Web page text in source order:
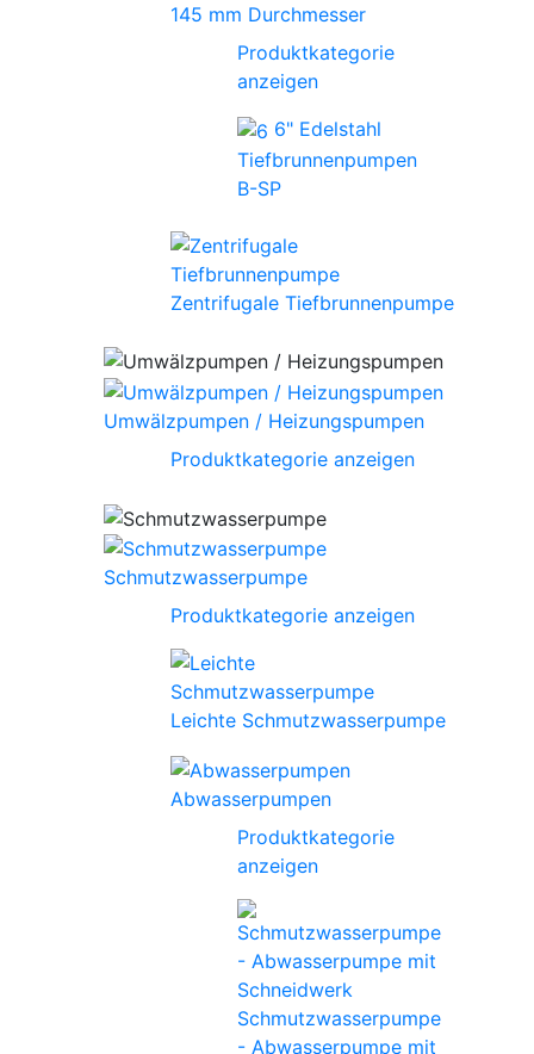
145 mm Durchmesser
Produktkategorie
anzeigen
6" Edelstahl
Tiefbrunnenpumpen
B-SP
Zentrifugale Tiefbrunnenpumpe
Umwälzpumpen / Heizungspumpen
Produktkategorie anzeigen
Schmutzwasserpumpe
Produktkategorie anzeigen
Leichte Schmutzwasserpumpe
Abwasserpumpen
Produktkategorie
anzeigen
Schmutzwasserpumpe
- Abwasserpumpe mit